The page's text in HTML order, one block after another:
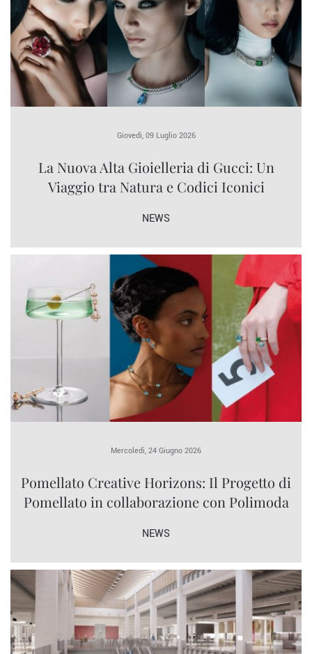
Giovedì, 09 Luglio 2026
La Nuova Alta Gioielleria di Gucci: Un
Viaggio tra Natura e Codici Iconici
NEWS
Mercoledì, 24 Giugno 2026
Pomellato Creative Horizons: Il Progetto di
Pomellato in collaborazione con Polimoda
NEWS